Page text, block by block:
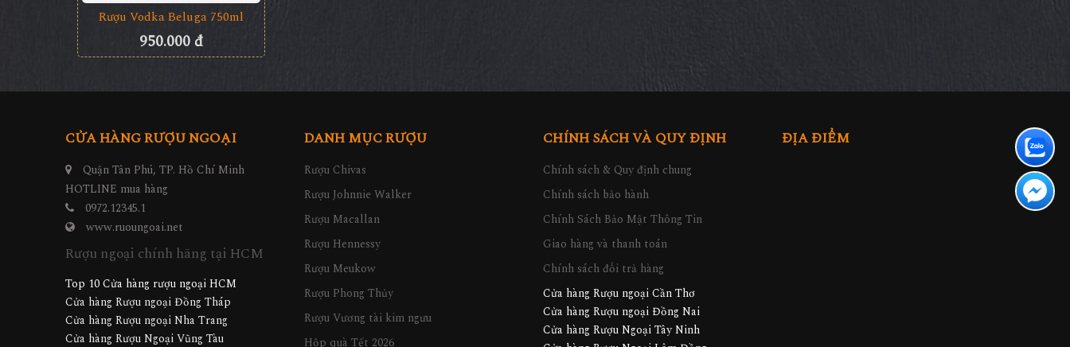
Original
1.050.000 đ
Rượu Diamond Doll Vodka Gold
1.050.000 đ
950.000 đ
CỬA HÀNG RƯỢU NGOẠI
Quận Tân Phú, TP. Hồ Chí Minh
DANH MỤC RƯỢU
Rượu Chivas
CHÍNH SÁCH VÀ QUY ĐỊNH
Chính sách & Quy định chung